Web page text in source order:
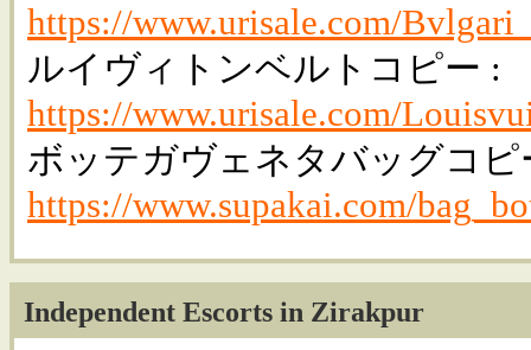
https://www.urisale.com/
ルイヴィトンベルトコピー :
https://www.urisale.com/
ボッテガヴェネタバッグコピ
https://www.supakai.com/
Independent Escorts in Zirakpur